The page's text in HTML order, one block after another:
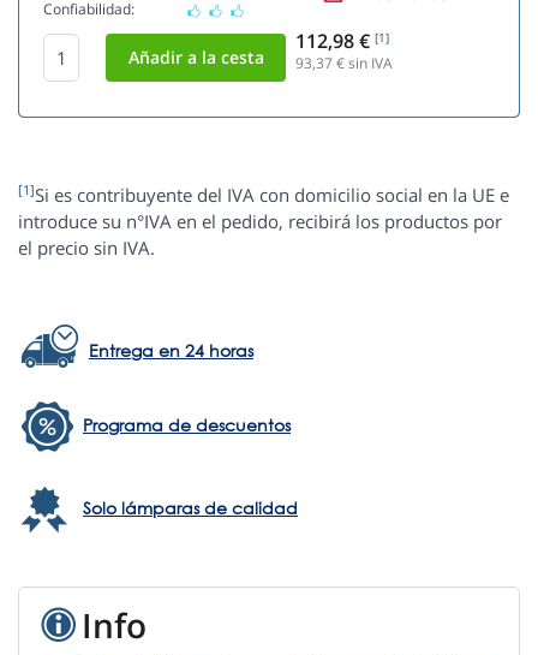
Confiabilidad:
112,98 € [1]
93,37 € sin IVA
[1]Si es contribuyente del IVA con domicilio social en la UE e
introduce su n°IVA en el pedido, recibirá los productos por
el precio sin IVA.
Entrega en 24 horas
Programa de descuentos
Solo lámparas de calidad
Info